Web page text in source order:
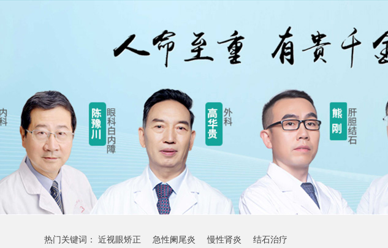
热门关键词： 近视眼矫正 急性阑尾炎 慢性肾炎 结石治疗